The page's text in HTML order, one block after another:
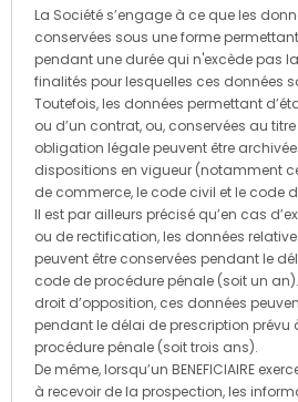
La Société s’engage à ce que les
conservées sous une forme
pendant une durée qui n'excède pas
finalités pour lesquelles ces données
Toutefois, les données permettant
ou d’un contrat, ou, conservées au
obligation légale peuvent être
dispositions en vigueur (notamment
de commerce, le code civil et le code
Il est par ailleurs précisé qu’en cas
ou de rectification, les données
peuvent être conservées pendant le
code de procédure pénale (soit un
droit d’opposition, ces données
pendant le délai de prescription prévu
procédure pénale (soit trois ans).
De même, lorsqu’un BENEFICIAIRE
à recevoir de la prospection, les